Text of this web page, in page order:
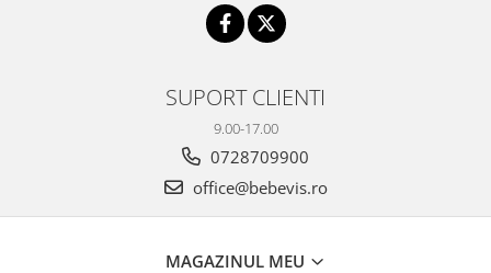
SUPORT CLIENTI
9.00-17.00
0728709900
office@bebevis.ro
MAGAZINUL MEU